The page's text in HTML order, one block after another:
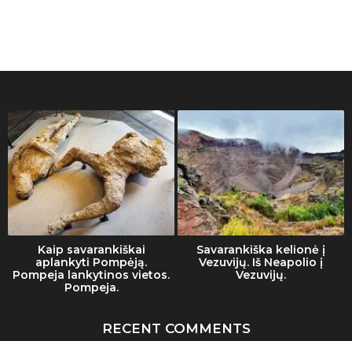
Kaip savarankiškai
aplankyti Pompėją.
Pompeja lankytinos vietos.
Pompeja.
Savarankiška kelionė į
Vezuvijų. Iš Neapolio į
Vezuvijų.
RECENT COMMENTS